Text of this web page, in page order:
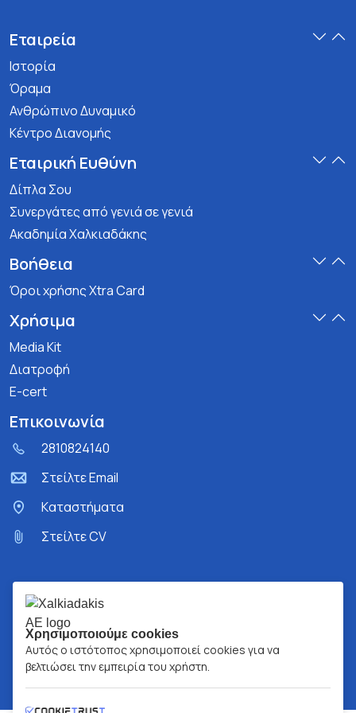
Εταιρεία
Ιστορία
Όραμα
Ανθρώπινο Δυναμικό
Κέντρο Διανομής
Εταιρική Ευθύνη
Δίπλα Σου
Συνεργάτες από γενιά σε γενιά
Ακαδημία Χαλκιαδάκης
Βοήθεια
Όροι χρήσης Xtra Card
Χρήσιμα
Media Kit
Διατροφή
E-cert
Επικοινωνία
2810824140
Στείλτε Email
Kαταστήματα
Στείλτε CV
Χρησιμοποιούμε cookies
Αυτός ο ιστότοπος χρησιμοποιεί cookies για να
βελτιώσει την εμπειρία του χρήστη.